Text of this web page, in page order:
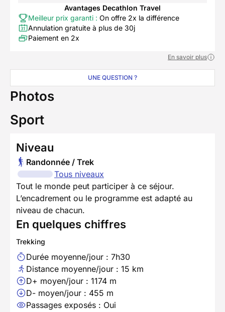
Avantages Decathlon Travel
Meilleur prix garanti : On offre 2x la différence
Annulation gratuite à plus de 30j
Paiement en 2x
En savoir plus
UNE QUESTION ?
Photos
Sport
Niveau
Randonnée / Trek
Tous niveaux
Tout le monde peut participer à ce séjour.
L’encadrement ou le programme est adapté au
niveau de chacun.
En quelques chiffres
Trekking
Durée moyenne/jour : 7h30
Distance moyenne/jour : 15 km
D+ moyen/jour : 1174 m
D- moyen/jour : 455 m
Passages exposés : Oui